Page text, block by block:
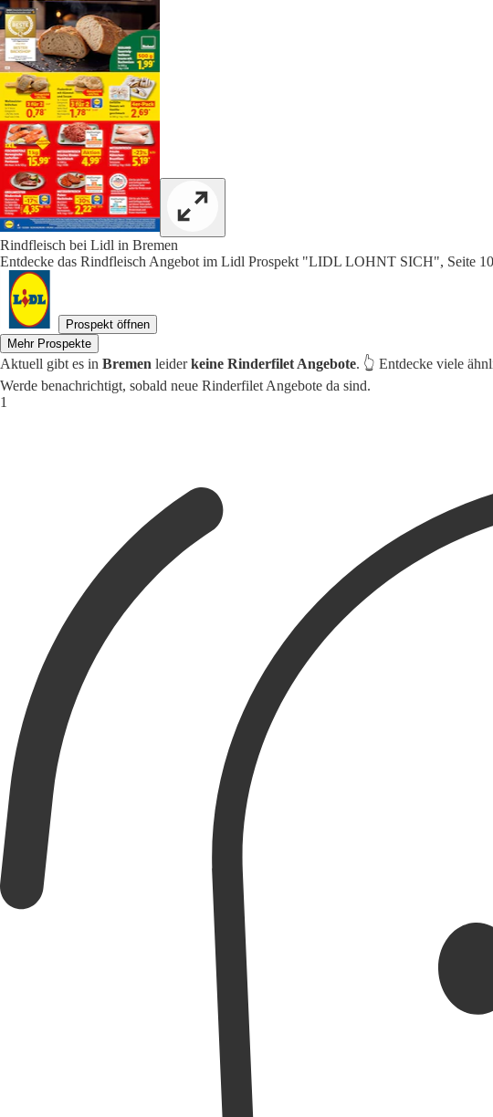
Rindfleisch bei Lidl in Bremen
Entdecke das Rindfleisch Angebot im Lidl Prospekt "LIDL LOHNT SICH", Seite 10
Prospekt öffnen
Mehr Prospekte
Aktuell gibt es in Bremen leiderkeine Rinderfilet Angebote. 👆 Entdecke viele
Werde benachrichtigt, sobald neue Rinderfilet Angebote da sind.